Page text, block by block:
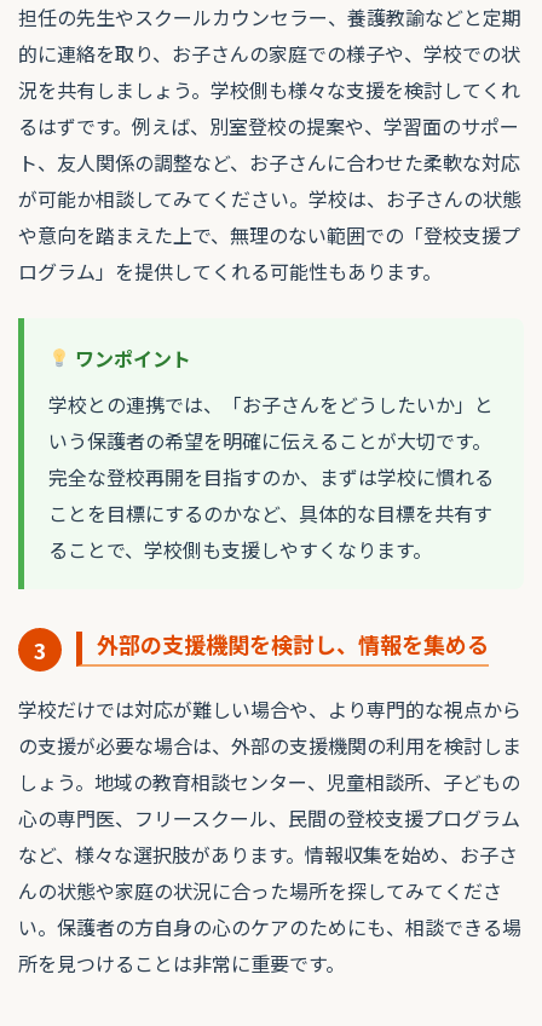
担任の先生やスクールカウンセラー、養護教諭などと定期
的に連絡を取り、お子さんの家庭での様子や、学校での状
況を共有しましょう。学校側も様々な支援を検討してくれ
るはずです。例えば、別室登校の提案や、学習面のサポー
ト、友人関係の調整など、お子さんに合わせた柔軟な対応
が可能か相談してみてください。学校は、お子さんの状態
や意向を踏まえた上で、無理のない範囲での「登校支援プ
ログラム」を提供してくれる可能性もあります。
ワンポイント
学校との連携では、「お子さんをどうしたいか」と
いう保護者の希望を明確に伝えることが大切です。
完全な登校再開を目指すのか、まずは学校に慣れる
ことを目標にするのかなど、具体的な目標を共有す
ることで、学校側も支援しやすくなります。
3 外部の支援機関を検討し、情報を集める
学校だけでは対応が難しい場合や、より専門的な視点から
の支援が必要な場合は、外部の支援機関の利用を検討しま
しょう。地域の教育相談センター、児童相談所、子どもの
心の専門医、フリースクール、民間の登校支援プログラム
など、様々な選択肢があります。情報収集を始め、お子さ
んの状態や家庭の状況に合った場所を探してみてくださ
い。保護者の方自身の心のケアのためにも、相談できる場
所を見つけることは非常に重要です。